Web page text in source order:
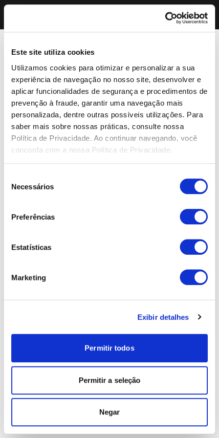
Este site utiliza cookies
Utilizamos cookies para otimizar e personalizar a sua
experiência de navegação no nosso site, desenvolver e
aplicar funcionalidades de segurança e procedimentos de
prevenção à fraude, garantir uma navegação mais
personalizada, dentre outras possíveis utilizações. Para
saber mais sobre nossas práticas, consulte nossa
Política de Privacidade. Ao continuar navegando, você
concorda com a nossa Política de Privacidade.
Necessários
Preferências
Estatísticas
Marketing
Exibir detalhes
Permitir todos
Permitir a seleção
Negar